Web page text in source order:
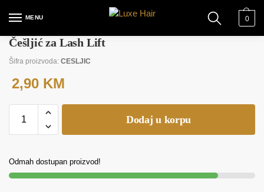
MENU 0
Češljić za Lash Lift
Šifra proizvoda: CESLJIC
2,90 KM
Dodaj u korpu
Odmah dostupan proizvod!